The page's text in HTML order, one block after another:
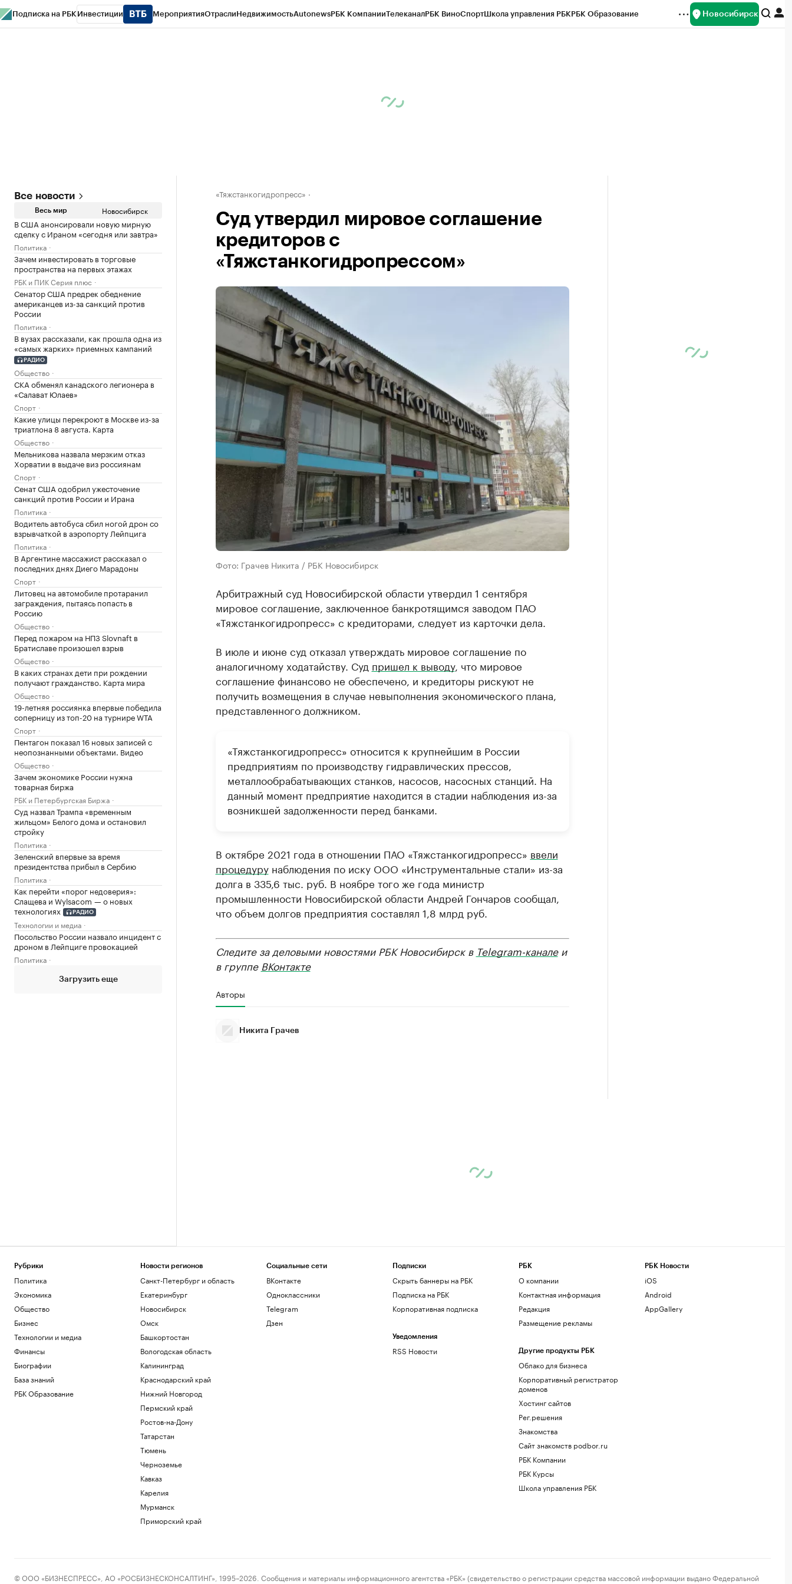
Подписка на РБК Инвестиции МероприятияОтраслиНедвижимостьAutonewsРБК КомпанииТелеканалРБК ВиноСпортШкола управления РБКРБК Образование Новосибирск
Все новости
Весь мир Новосибирск
В США анонсировали новую мирную
сделку с Ираном «сегодня или завтра»
Политика
Зачем инвестировать в торговые
пространства на первых этажах
РБК и ПИК Серия плюс
Сенатор США предрек обеднение
американцев из-за санкций против
России
Политика
В вузах рассказали, как прошла одна из
«самых жарких» приемных кампаний
РАДИО
Общество
СКА обменял канадского легионера в
«Салават Юлаев»
Спорт
Какие улицы перекроют в Москве из-за
триатлона 8 августа. Карта
Общество
Мельникова назвала мерзким отказ
Хорватии в выдаче виз россиянам
Спорт
Сенат США одобрил ужесточение
санкций против России и Ирана
Политика
Водитель автобуса сбил ногой дрон со
взрывчаткой в аэропорту Лейпцига
Политика
В Аргентине массажист рассказал о
последних днях Диего Марадоны
Спорт
Литовец на автомобиле протаранил
заграждения, пытаясь попасть в
Россию
Общество
Перед пожаром на НПЗ Slovnaft в
Братиславе произошел взрыв
Общество
В каких странах дети при рождении
получают гражданство. Карта мира
Общество
19-летняя россиянка впервые победила
соперницу из топ-20 на турнире WTA
Спорт
Пентагон показал 16 новых записей с
неопознанными объектами. Видео
Общество
Зачем экономике России нужна
товарная биржа
РБК и Петербургская Биржа
Суд назвал Трампа «временным
жильцом» Белого дома и остановил
стройку
Политика
Зеленский впервые за время
президентства прибыл в Сербию
Политика
Как перейти «порог недоверия»:
Слащева и Wylsacom — о новых
технологиях
РАДИО
Технологии и медиа
Посольство России назвало инцидент с
дроном в Лейпциге провокацией
Политика
Загрузить еще
«Тяжстанкогидропресс»
Суд утвердил мировое соглашение
кредиторов с
«Тяжстанкогидропрессом»
Фото: Грачев Никита / РБК Новосибирск
Арбитражный суд Новосибирской области утвердил 1 сентября
мировое соглашение, заключенное банкротящимся заводом ПАО
«Тяжстанкогидропресс» с кредиторами, следует из карточки дела.
В июле и июне суд отказал утверждать мировое соглашение по
аналогичному ходатайству. Суд пришел к выводу, что мировое
соглашение финансово не обеспечено, и кредиторы рискуют не
получить возмещения в случае невыполнения экономического плана,
представленного должником.
«Тяжстанкогидропресс» относится к крупнейшим в России
предприятиям по производству гидравлических прессов,
металлообрабатывающих станков, насосов, насосных станций. На
данный момент предприятие находится в стадии наблюдения из-за
возникшей задолженности перед банками.
В октябре 2021 года в отношении ПАО «Тяжстанкогидропресс» ввели
процедурунаблюдения по иску ООО «Инструментальные стали» из-за
долга в 335,6 тыс. руб. В ноябре того же года министр
промышленности Новосибирской области Андрей Гончаров сообщал,
что объем долгов предприятия составлял 1,8 млрд руб.
Следите за деловыми новостями РБК Новосибирск в Telegram-каналеи
в группе ВКонтакте
Авторы
Никита Грачев
Рубрики
Политика
Экономика
Общество
Бизнес
Технологии и медиа
Финансы
Биографии
База знаний
РБК Образование
Новости регионов
Санкт-Петербург и область
Екатеринбург
Новосибирск
Омск
Башкортостан
Вологодская область
Калининград
Краснодарский край
Нижний Новгород
Пермский край
Ростов-на-Дону
Татарстан
Тюмень
Черноземье
Кавказ
Карелия
Мурманск
Приморский край
Социальные сети
ВКонтакте
Одноклассники
Telegram
Дзен
Подписки
Скрыть баннеры на РБК
Подписка на РБК
Корпоративная подписка
Уведомления
RSS Новости
РБК
О компании
Контактная информация
Редакция
Размещение рекламы
Другие продукты РБК
Облако для бизнеса
Корпоративный регистратор
доменов
Хостинг сайтов
Рег.решения
Знакомства
Сайт знакомств podbor.ru
РБК Компании
РБК Курсы
Школа управления РБК
РБК Новости
iOS
Android
AppGallery
© ООО «БИЗНЕСПРЕСС», АО «РОСБИЗНЕСКОНСАЛТИНГ», 1995–2026. Сообщения и материалы информационного агентства «РБК» (свидетельство о регистрации средства массовой информации выдано Федеральной